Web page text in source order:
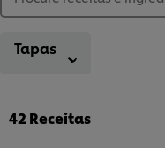
Tapas
42Receitas